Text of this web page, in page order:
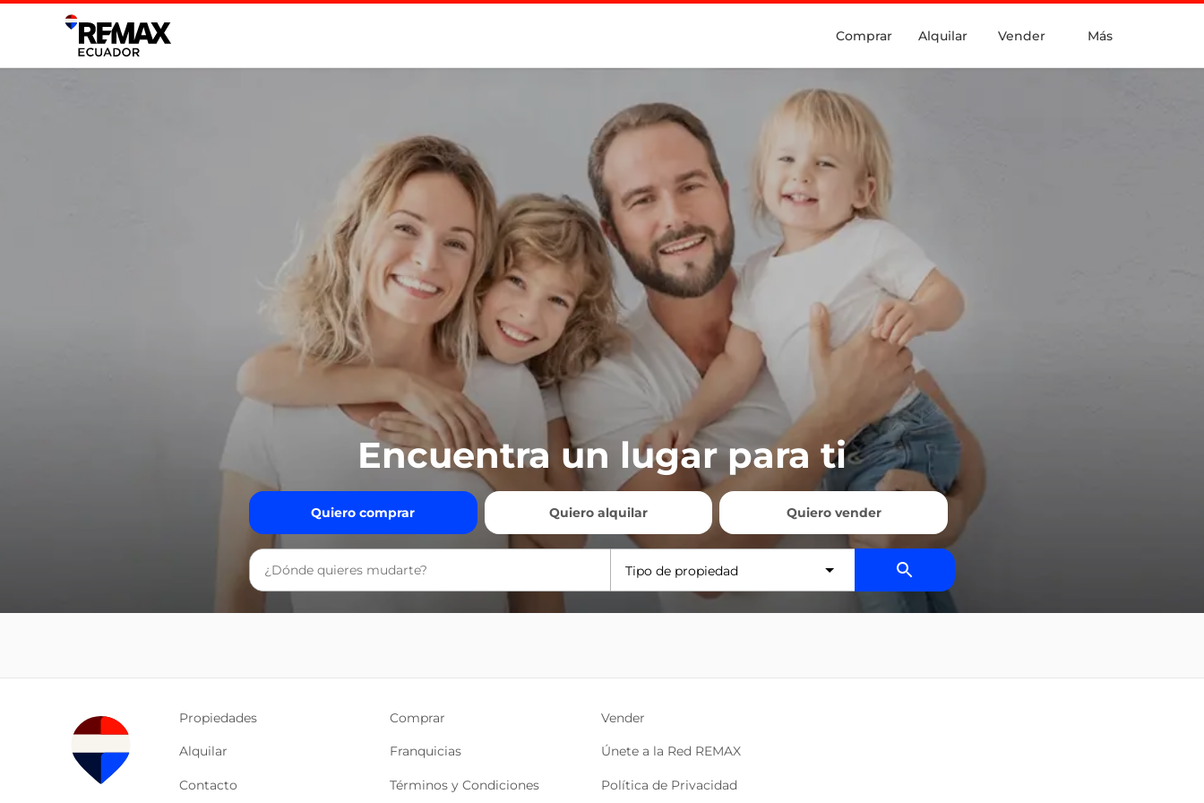
Comprar Alquilar Vender Más
Encuentra un lugar para ti
Quiero comprar Quiero alquilar Quiero vender
Tipo de propiedad
Propiedades Comprar Vender
Alquilar Franquicias Únete a la Red REMAX
Contacto Términos y Condiciones Política de Privacidad